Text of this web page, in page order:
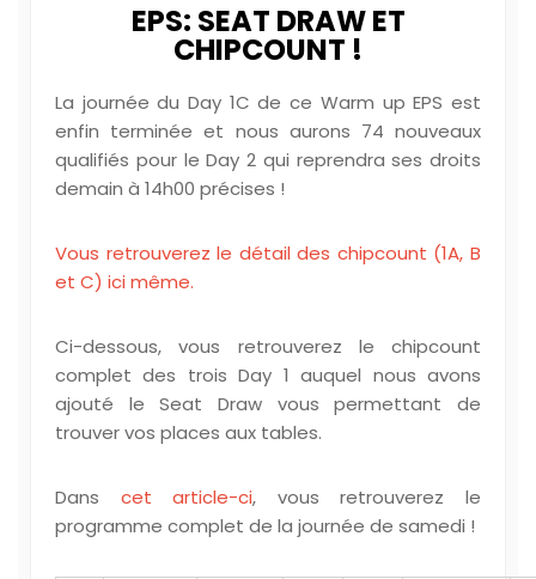
EPS: SEAT DRAW ET
CHIPCOUNT !
La journée du Day 1C de ce Warm up EPS est
enfin terminée et nous aurons 74 nouveaux
qualifiés pour le Day 2 qui reprendra ses droits
demain à 14h00 précises !
Vous retrouverez le détail des chipcount (1A, B
et C) ici même.
Ci-dessous, vous retrouverez le chipcount
complet des trois Day 1 auquel nous avons
ajouté le Seat Draw vous permettant de
trouver vos places aux tables.
Dans cet article-ci, vous retrouverez le
programme complet de la journée de samedi !